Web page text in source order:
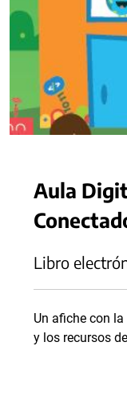
Aula
Libro
Un afiche con
y los recursos